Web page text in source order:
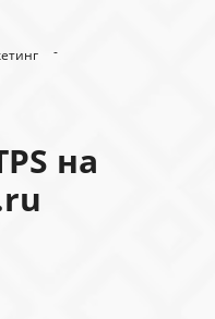
-
на